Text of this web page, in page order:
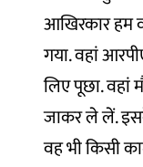
आखिरकार हम
गया. वहां
लिए पूछा.
जाकर ले लें.
वह भी किसी